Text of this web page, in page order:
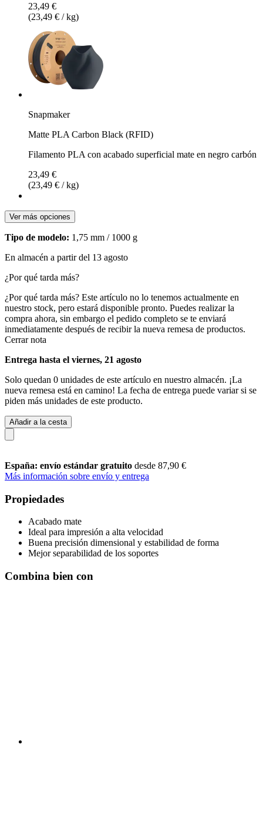
23,49 €
(23,49 € / kg)
Snapmaker
Matte PLA Carbon Black (RFID)
Filamento PLA con acabado superficial mate en negro carbón
23,49 €
(23,49 € / kg)
Ver más opciones
Tipo de modelo: 1,75 mm / 1000 g
En almacén a partir del 13 agosto
¿Por qué tarda más?
¿Por qué tarda más? Este artículo no lo tenemos actualmente en
nuestro stock, pero estará disponible pronto. Puedes realizar la
compra ahora, sin embargo el pedido completo se te enviará
inmediatamente después de recibir la nueva remesa de productos.
Cerrar nota
Entrega hasta el viernes, 21 agosto
Solo quedan 0 unidades de este artículo en nuestro almacén. ¡La
nueva remesa está en camino! La fecha de entrega puede variar si se
piden más unidades de este producto.
Añadir a la cesta
España: envío estándar gratuito desde 87,90 €
Más información sobre envío y entrega
Propiedades
Acabado mate
Ideal para impresión a alta velocidad
Buena precisión dimensional y estabilidad de forma
Mejor separabilidad de los soportes
Combina bien con